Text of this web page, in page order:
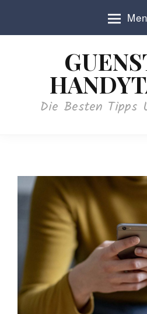
Die Besten Tipps